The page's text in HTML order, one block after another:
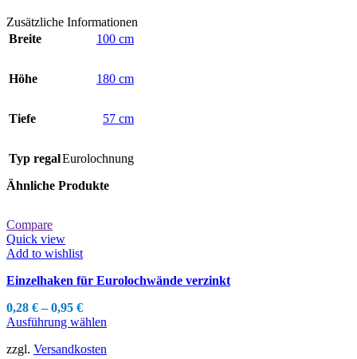
Zusätzliche Informationen
Breite
100 cm
Höhe 180 cm
Tiefe 57 cm
Typ regalEurolochnung
Ähnliche Produkte
Compare
Quick view
Add to wishlist
Einzelhaken für Eurolochwände verzinkt
0,28 €–0,95 €
Ausführung wählen
weist
zzgl. Versandkosten